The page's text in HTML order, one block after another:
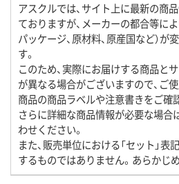
アスクルでは、サイト上に最新の商
ておりますが、メーカーの都合等によ
パッケージ、原材料、原産国など）
す。
このため、実際にお届けする商品と
が異なる場合がございますので、ご
商品の商品ラベルや注意書きをご確
さらに詳細な商品情報が必要な場合
わせください。
また、販売単位における「セット」表
するものではありません。あらかじ